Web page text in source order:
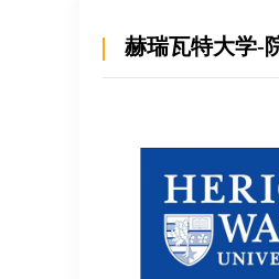
赫瑞瓦特大学-
国语⼤学 英美社会⽂化 硕士